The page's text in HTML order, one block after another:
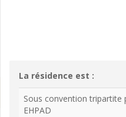
La résidence est :
Sous convention tripartite
EHPAD